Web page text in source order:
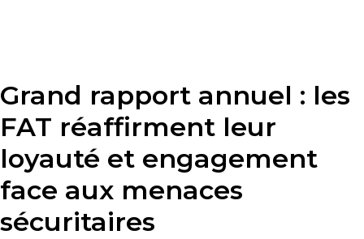
Grand rapport annuel : les
FAT réaffirment leur
loyauté et engagement
face aux menaces
sécuritaires